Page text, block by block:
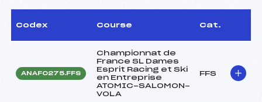
Codex Course Cat.
ANAF0275.FFS
Championnat de
France SL Dames
Esprit Racing et Ski
en Entreprise
ATOMIC-SALOMON-
VOLA
FFS